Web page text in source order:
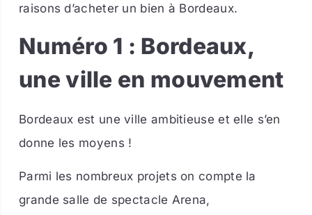
raisons d’acheter un bien à Bordeaux.
Numéro 1 : Bordeaux,
une ville en mouvement
Bordeaux est une ville ambitieuse et elle s’en
donne les moyens !
Parmi les nombreux projets on compte la
grande salle de spectacle Arena,